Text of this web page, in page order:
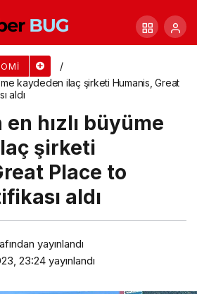
kaydeden ilaç şirketi Humanis, Great
aldı
hızlı büyüme
şirketi
Place to
aldı
yayınlandı
23:24 yayınlandı
ve Pazarlama Direktörlüğü
getirildi